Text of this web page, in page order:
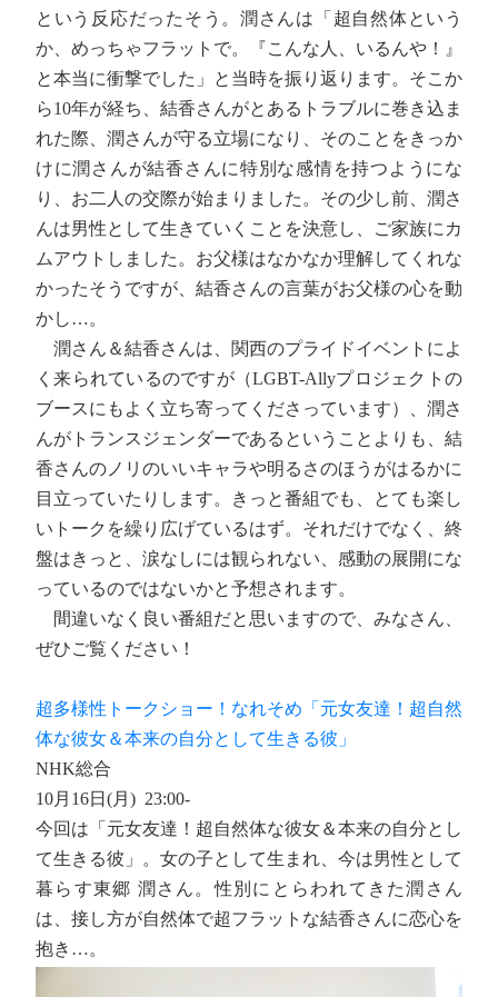
という反応だったそう。潤さんは「超自然体という
か、めっちゃフラットで。『こんな人、いるんや！』
と本当に衝撃でした」と当時を振り返ります。そこか
ら10年が経ち、結香さんがとあるトラブルに巻き込ま
れた際、潤さんが守る立場になり、そのことをきっか
けに潤さんが結香さんに特別な感情を持つようにな
り、お二人の交際が始まりました。その少し前、潤さ
んは男性として生きていくことを決意し、ご家族にカ
ムアウトしました。お父様はなかなか理解してくれな
かったそうですが、結香さんの言葉がお父様の心を動
かし…。
潤さん＆結香さんは、関西のプライドイベントによ
く来られているのですが（LGBT-Allyプロジェクトの
ブースにもよく立ち寄ってくださっています）、潤さ
んがトランスジェンダーであるということよりも、結
香さんのノリのいいキャラや明るさのほうがはるかに
目立っていたりします。きっと番組でも、とても楽し
いトークを繰り広げているはず。それだけでなく、終
盤はきっと、涙なしには観られない、感動の展開にな
っているのではないかと予想されます。
間違いなく良い番組だと思いますので、みなさん、
ぜひご覧ください！
超多様性トークショー！なれそめ「元女友達！超自然
体な彼女＆本来の自分として生きる彼」
NHK総合
10月16日(月) 23:00-
今回は「元女友達！超自然体な彼女＆本来の自分とし
て生きる彼」。女の子として生まれ、今は男性として
暮らす東郷 潤さん。性別にとらわれてきた潤さん
は、接し方が自然体で超フラットな結香さんに恋心を
抱き…。